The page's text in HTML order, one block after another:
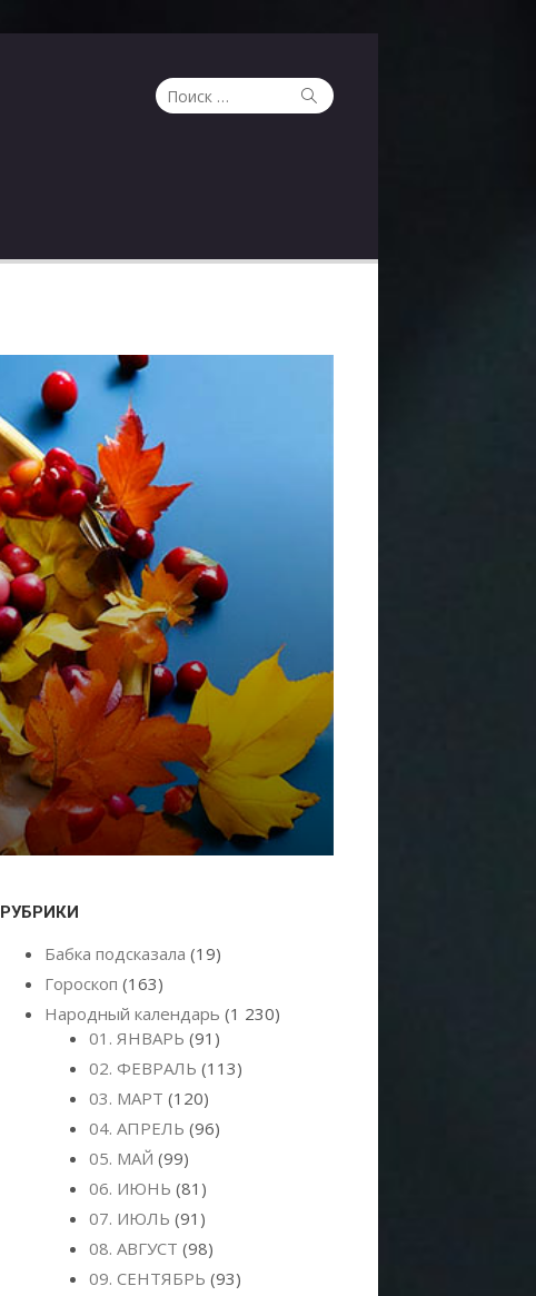
Поиск
по:
Поиск
РУБРИКИ
Бабка подсказала (19)
Гороскоп (163)
Народный календарь (1 230)
01. ЯНВАРЬ (91)
02. ФЕВРАЛЬ (113)
03. МАРТ (120)
04. АПРЕЛЬ (96)
05. МАЙ (99)
06. ИЮНЬ (81)
07. ИЮЛЬ (91)
08. АВГУСТ (98)
09. СЕНТЯБРЬ (93)